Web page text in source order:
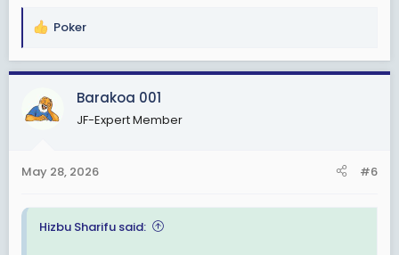
huanguka sababu ya kukosa baraka za walio nyuma
yao.
Hivyo chungeni sana na kuziheshimisha baraka
ambazo mnapewa katika mafanikio yenu.
R
a
t
i
s
Poker
Barakoa 001
JF-Expert Member
May 28, 2026 #6
Hizbu Sharifu said: